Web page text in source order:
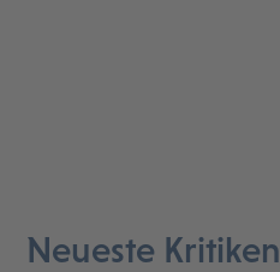
Neueste Kritiken